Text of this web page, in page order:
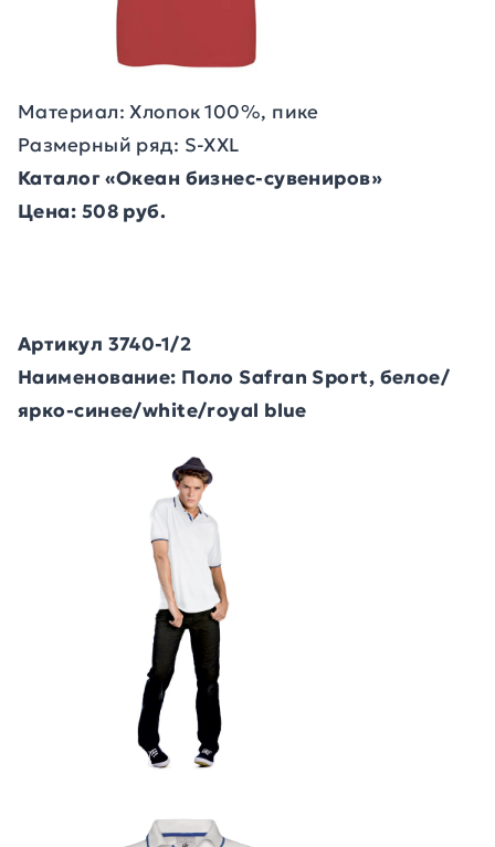
Материал: Хлопок 100%, пике
Размерный ряд: S-XXL
Каталог «Океан бизнес-сувениров»
Цена: 508 руб.
Артикул 3740-1/2
Наименование: Поло Safran Sport, белое/
ярко-синее/white/royal blue